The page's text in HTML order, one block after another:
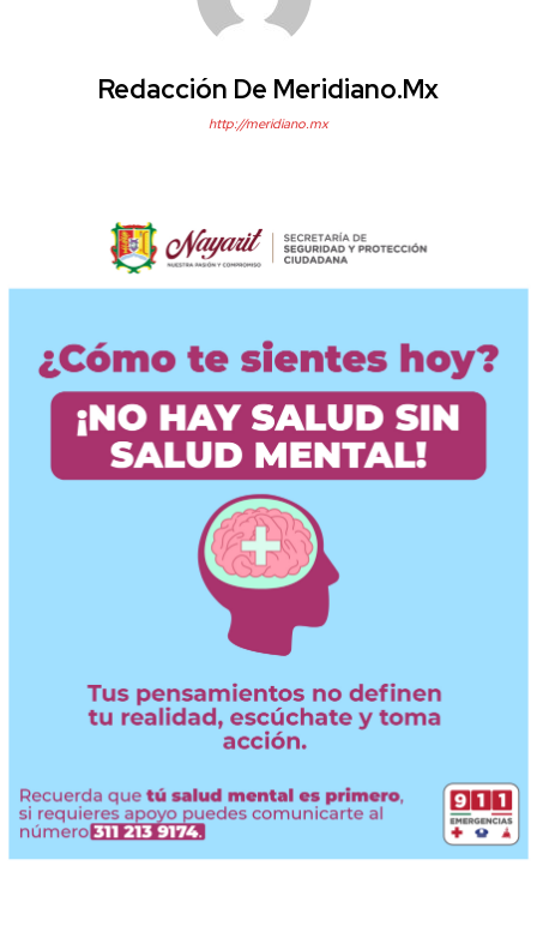
Redacción De Meridiano.mx
http://meridiano.mx